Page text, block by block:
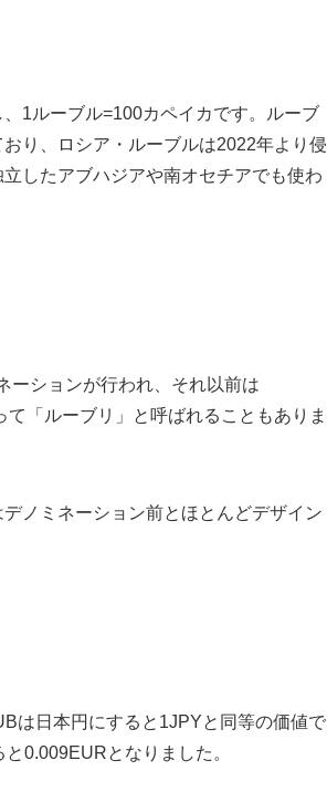
1ルーブル=100カペイカです。ルーブ
り、ロシア・ルーブルは2022年より侵
したアブハジアや南オセチアでも使わ
ーションが行われ、それ以前は
「ルーブリ」と呼ばれることもありま
ノミネーション前とほとんどデザイン
は日本円にすると1JPYと同等の価値で
0.009EURとなりました。